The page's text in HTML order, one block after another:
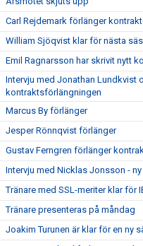
Carl Rejdemark förlänger
William Sjöqvist klar för nästa
Emil Ragnarsson har skrivit nytt
Intervju med Jonathan Lundkvist
kontraktsförlängningen
Marcus By förlänger
Jesper Rönnqvist förlänger
Gustav Ferngren förlänger
Intervju med Nicklas Jonsson -
Tränare med SSL-meriter klar för
Tränare presenteras på måndag
Joakim Turunen är klar för en ny